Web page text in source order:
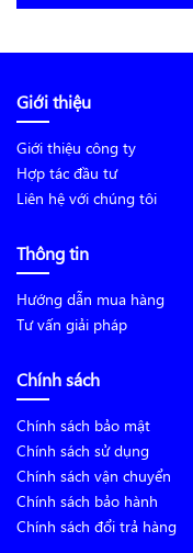
Giới thiệu
Giới thiệu công ty
Hợp tác đầu tư
Liên hệ với chúng tôi
Thông tin
Hướng dẫn mua hàng
Tư vấn giải pháp
Chính sách
Chính sách bảo mật
Chính sách sử dụng
Chính sách vận chuyển
Chính sách bảo hành
Chính sách đổi trả hàng